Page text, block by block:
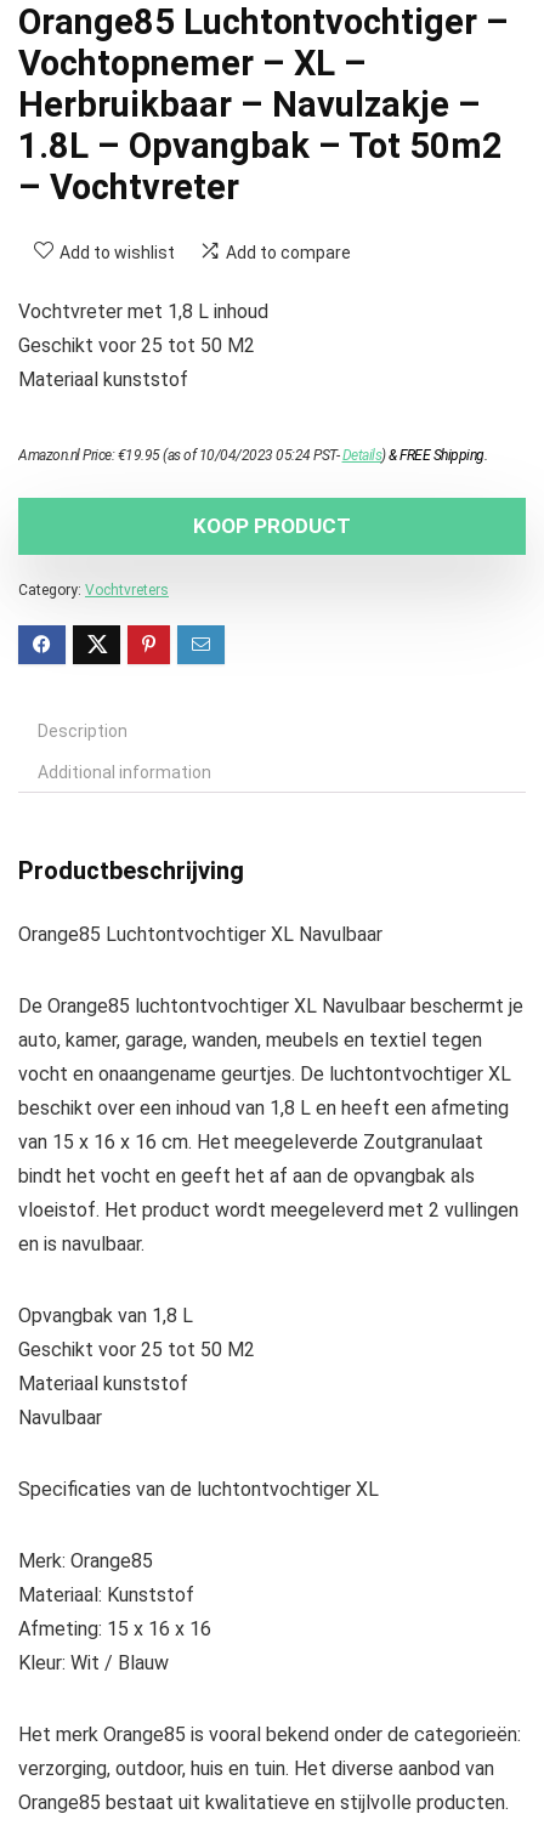
Orange85 Luchtontvochtiger –
Vochtopnemer – XL –
Herbruikbaar – Navulzakje –
1.8L – Opvangbak – Tot 50m2
– Vochtvreter
Add to wishlist Add to compare
Vochtvreter met 1,8 L inhoud
Geschikt voor 25 tot 50 M2
Materiaal kunststof
Amazon.nl Price:€19.95(as of 10/04/2023 05:24 PST-Details)&FREE Shipping.
KOOP PRODUCT
Category: Vochtvreters
Description
Additional information
Productbeschrijving
Orange85 Luchtontvochtiger XL Navulbaar
De Orange85 luchtontvochtiger XL Navulbaar beschermt je
auto, kamer, garage, wanden, meubels en textiel tegen
vocht en onaangename geurtjes. De luchtontvochtiger XL
beschikt over een inhoud van 1,8 L en heeft een afmeting
van 15 x 16 x 16 cm. Het meegeleverde Zoutgranulaat
bindt het vocht en geeft het af aan de opvangbak als
vloeistof. Het product wordt meegeleverd met 2 vullingen
en is navulbaar.
Opvangbak van 1,8 L
Geschikt voor 25 tot 50 M2
Materiaal kunststof
Navulbaar
Specificaties van de luchtontvochtiger XL
Merk: Orange85
Materiaal: Kunststof
Afmeting: 15 x 16 x 16
Kleur: Wit / Blauw
Het merk Orange85 is vooral bekend onder de categorieën:
verzorging, outdoor, huis en tuin. Het diverse aanbod van
Orange85 bestaat uit kwalitatieve en stijlvolle producten.